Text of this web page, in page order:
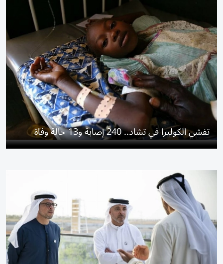
تفشي الكوليرا في تشاد.. 240 إصابة و13 حالة وفاة